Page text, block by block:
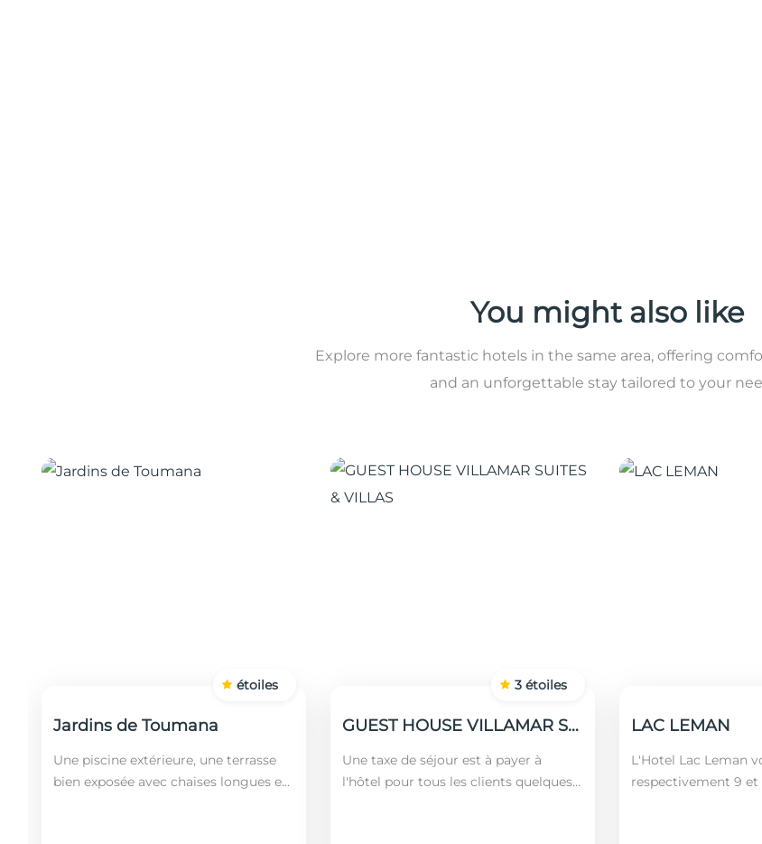
You might also like
Explore more fantastic hotels in the same area, offering
and an unforgettable stay tailored to your
Jardins de Toumana
Une piscine extérieure, une terrasse
bien exposée avec chaises longues et
étoiles
GUEST HOUSE VILLAMAR SUITES & VILLAS
Une taxe de séjour est à payer à
l'hôtel pour tous les clients quelques
3 étoiles
LAC LEMAN
L'Hotel Lac Leman
respectivement 9 et